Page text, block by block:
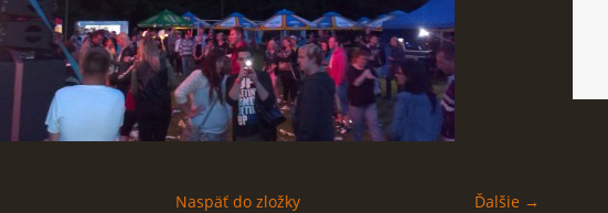
Ďalšie →
Naspäť do zložky